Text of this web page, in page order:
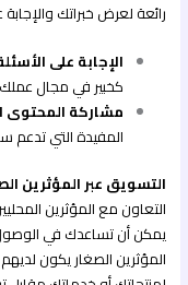
رائعة لعرض خبراتك
الإجابة على
كخبير في مجال
مشاركة المحتوى
المفيدة التي
التسويق عبر المؤثرين
التعاون مع المؤثرين
يمكن أن تساعدك في
المؤثرين الصغار يكون